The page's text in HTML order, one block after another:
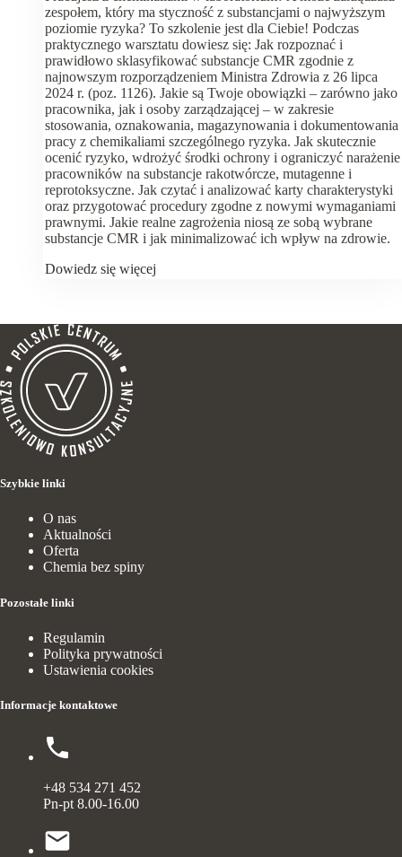
wg RMZ z 26 lipca 2024 poz.1126”.
Szkolenie dla laboratorium.
zespołem, który ma styczność z substancjami o najwyższym
poziomie ryzyka? To szkolenie jest dla Ciebie! Podczas
praktycznego warsztatu dowiesz się: Jak rozpoznać i
prawidłowo sklasyfikować substancje CMR zgodnie z
najnowszym rozporządzeniem Ministra Zdrowia z 26 lipca
2024 r. (poz. 1126). Jakie są Twoje obowiązki – zarówno jako
pracownika, jak i osoby zarządzającej – w zakresie
stosowania, oznakowania, magazynowania i dokumentowania
pracy z chemikaliami szczególnego ryzyka. Jak skutecznie
ocenić ryzyko, wdrożyć środki ochrony i ograniczyć narażenie
pracowników na substancje rakotwórcze, mutagenne i
reprotoksyczne. Jak czytać i analizować karty charakterystyki
oraz przygotować procedury zgodne z nowymi wymaganiami
prawnymi. Jakie realne zagrożenia niosą ze sobą wybrane
substancje CMR i jak minimalizować ich wpływ na zdrowie.
Dowiedz się więcej
Szybkie linki
O nas
Aktualności
Oferta
Chemia bez spiny
Pozostałe linki
Regulamin
Polityka prywatności
Ustawienia cookies
Informacje kontaktowe
+48 534 271 452
Pn-pt 8.00-16.00